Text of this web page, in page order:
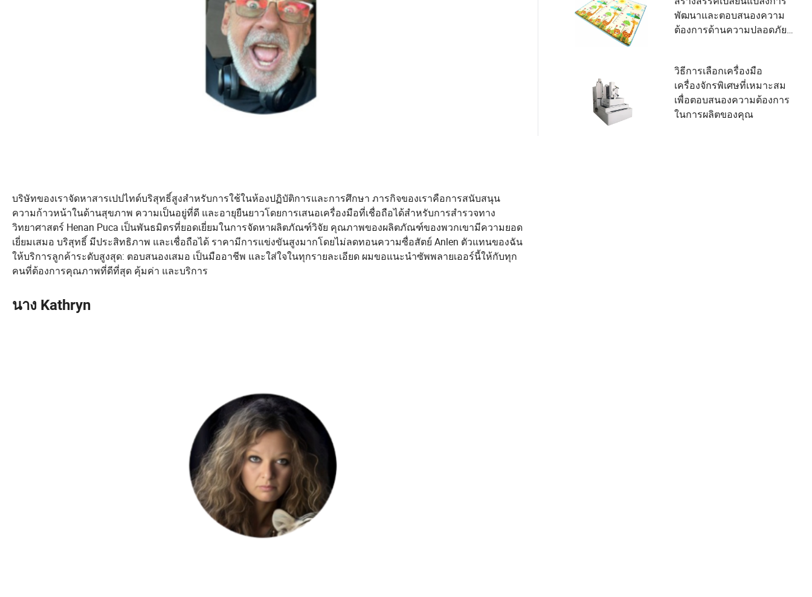
บริษัทของเราจัดหาสารเปปไทด์บริสุทธิ์สูงสำหรับการใช้ในห้องปฏิบัติการและการศึกษา ภารกิจของเราคือการสนับสนุน
ความก้าวหน้าในด้านสุขภาพ ความเป็นอยู่ที่ดี และอายุยืนยาวโดยการเสนอเครื่องมือที่เชื่อถือได้สำหรับการสำรวจทาง
วิทยาศาสตร์ Henan Puca เป็นพันธมิตรที่ยอดเยี่ยมในการจัดหาผลิตภัณฑ์วิจัย คุณภาพของผลิตภัณฑ์ของพวกเขามีความยอด
เยี่ยมเสมอ บริสุทธิ์ มีประสิทธิภาพ และเชื่อถือได้ ราคามีการแข่งขันสูงมากโดยไม่ลดทอนความซื่อสัตย์ Anlen ตัวแทนของฉัน
ให้บริการลูกค้าระดับสูงสุด: ตอบสนองเสมอ เป็นมืออาชีพ และใส่ใจในทุกรายละเอียด ผมขอแนะนำซัพพลายเออร์นี้ให้กับทุก
คนที่ต้องการคุณภาพที่ดีที่สุด คุ้มค่า และบริการ
นาง Kathryn
พัฒนาและตอบสนองความ
ต้องการด้านความปลอดภัย
วิธีการเลือกเครื่องมือ
เครื่องจักรพิเศษที่เหมาะสม
เพื่อตอบสนองความต้องการ
ในการผลิตของคุณ